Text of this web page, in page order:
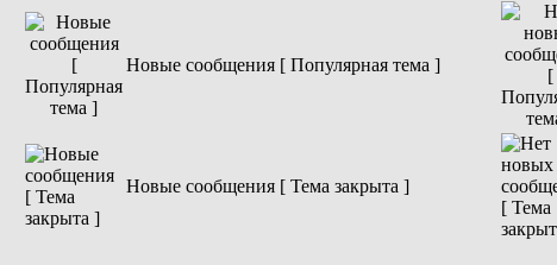
Новые сообщения [ Популярная тема ]
Новые сообщения [ Тема закрыта ]